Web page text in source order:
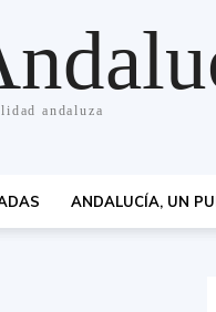
andaluza
ANDALUCÍA, UN